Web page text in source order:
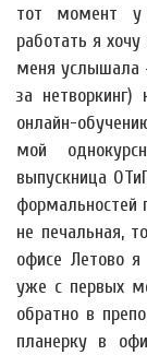
тот момент у
работать я
меня услышала
за нетворкинг)
онлайн-
мой
выпускница
формальностей
не печальная,
офисе Летово я
уже с первых
обратно в
планерку в